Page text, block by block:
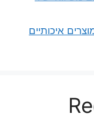
איכותיים